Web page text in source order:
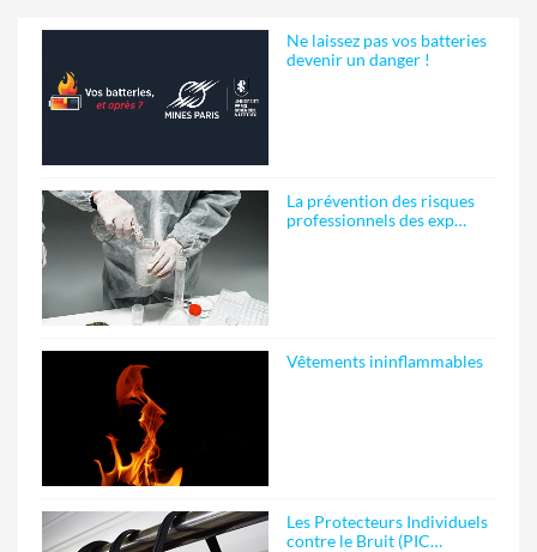
Ne laissez pas vos batteries
devenir un danger !
La prévention des risques
professionnels des exp…
Vêtements ininflammables
Les Protecteurs Individuels
contre le Bruit (PIC…